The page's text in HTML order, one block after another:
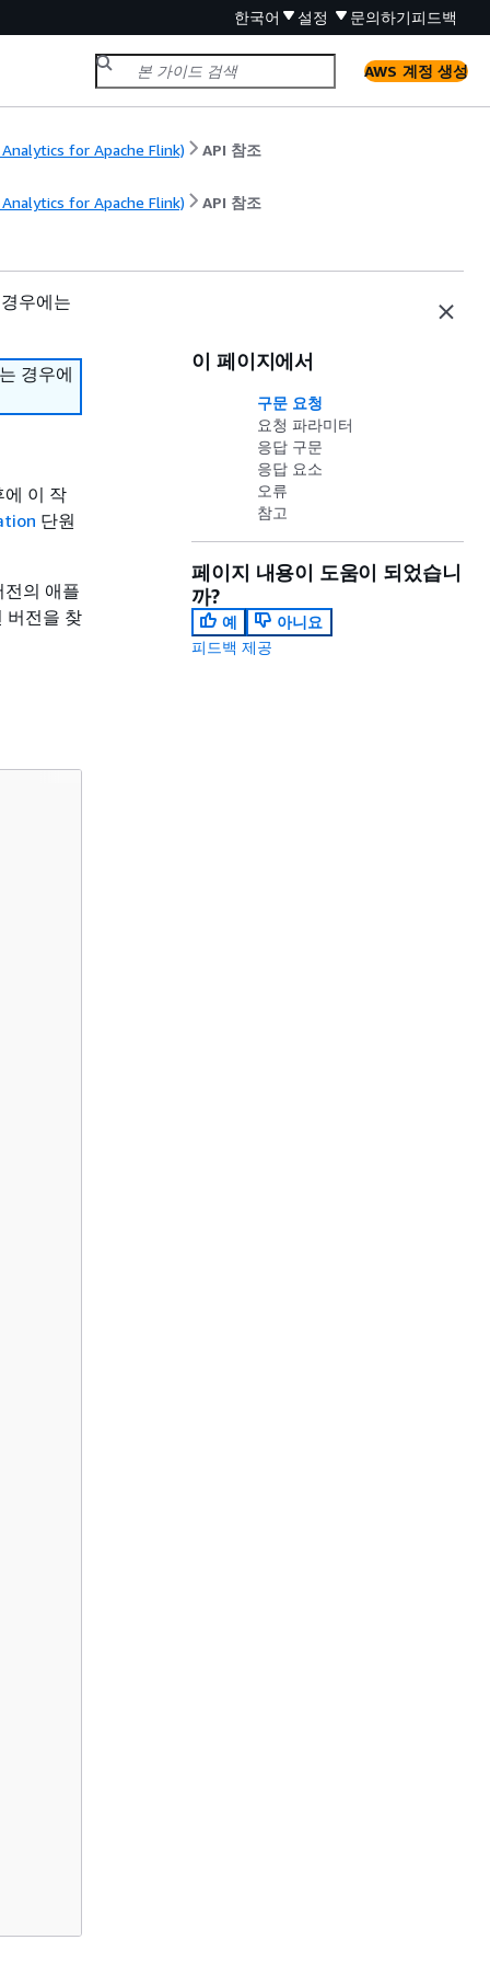
한국어 설정 문의하기피드백
AWS 계정 생성
for Apache Flink) API 참조
for Apache Flink) API 참조
우에는
경우에
에 이 작
단원
의 애플
버전을 찾
이 페이지에서
구문 요청
요청 파라미터
응답 구문
응답 요소
오류
참고
페이지 내용이 도움이 되었습니
까?
예
아니요
피드백 제공